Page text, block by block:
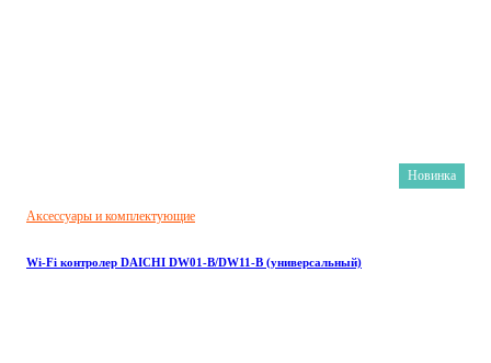
Новинка
Аксессуары и комплектующие
Wi-Fi контролер DAICHI DW01-B/DW11-B (универсальный)